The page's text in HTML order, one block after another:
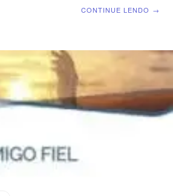
sua vez, foi um homem com
LEITURA SEMANAL SEGUNDA –
zelosoTERÇA – Gl 5.19-21 O
– 1 Sm 24.8-21 Davi poupa a
CONTINUE LENDO →